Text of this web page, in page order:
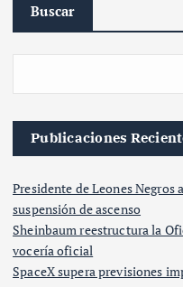
Buscar
Publicaciones
Presidente de Leones Negros
suspensión de ascenso
Sheinbaum reestructura la
vocería oficial
SpaceX supera previsiones